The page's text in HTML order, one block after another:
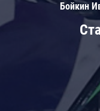
Бойкин